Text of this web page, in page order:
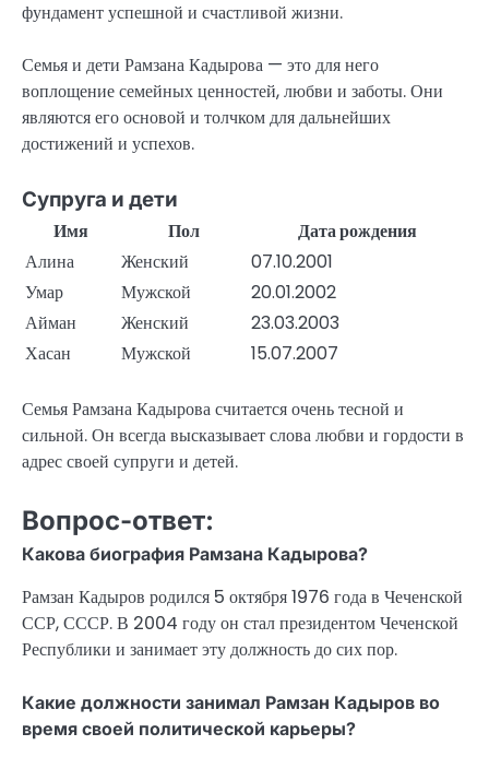
фундамент успешной и счастливой жизни.
Семья и дети Рамзана Кадырова — это для него
воплощение семейных ценностей, любви и заботы. Они
являются его основой и толчком для дальнейших
достижений и успехов.
Супруга и дети
Имя
Пол
Дата рождения
Алина
Женский
07.10.2001
Умар
Мужской
20.01.2002
Айман
Женский
23.03.2003
Хасан
Мужской 15.07.2007
Семья Рамзана Кадырова считается очень тесной и
сильной. Он всегда высказывает слова любви и гордости в
адрес своей супруги и детей.
Вопрос-ответ:
Какова биография Рамзана Кадырова?
Рамзан Кадыров родился 5 октября 1976 года в Чеченской
ССР, СССР. В 2004 году он стал президентом Чеченской
Республики и занимает эту должность до сих пор.
Какие должности занимал Рамзан Кадыров во
время своей политической карьеры?